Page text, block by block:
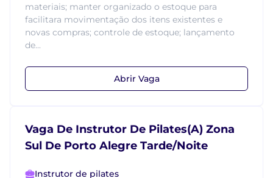
materiais; manter organizado o estoque para
facilitara movimentação dos itens existentes e
novas compras; controle de estoque; lançamento
de...
Abrir Vaga
Vaga De Instrutor De Pilates(A) Zona
Sul De Porto Alegre Tarde/Noite
Instrutor de pilates